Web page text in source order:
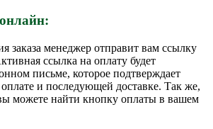
заказа менеджер отправит вам ссылку
ссылка на оплату будет
письме, которое подтверждает
оплате и последующей доставке. Так же,
можете найти кнопку оплаты в вашем